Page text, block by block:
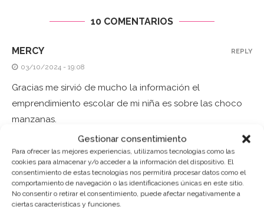
Gestionar consentimiento
Para ofrecer las mejores experiencias, utilizamos tecnologías como las
cookies para almacenar y/o acceder a la información del dispositivo. El
consentimiento de estas tecnologías nos permitirá procesar datos como el
comportamiento de navegación o las identificaciones únicas en este sitio.
No consentir o retirar el consentimiento, puede afectar negativamente a
ciertas características y funciones.
10 COMENTARIOS
MERCY
03/10/2024 - 19:08
Gracias me sirvió de mucho la información el
emprendimiento escolar de mi niña es sobre las choco
manzanas.
REPLY
TIENDA REPOSTERÍA CREATIVA
18/10/2018 - 10:43
Muy interesante receta de manzana de chocolate. Me
REPLY